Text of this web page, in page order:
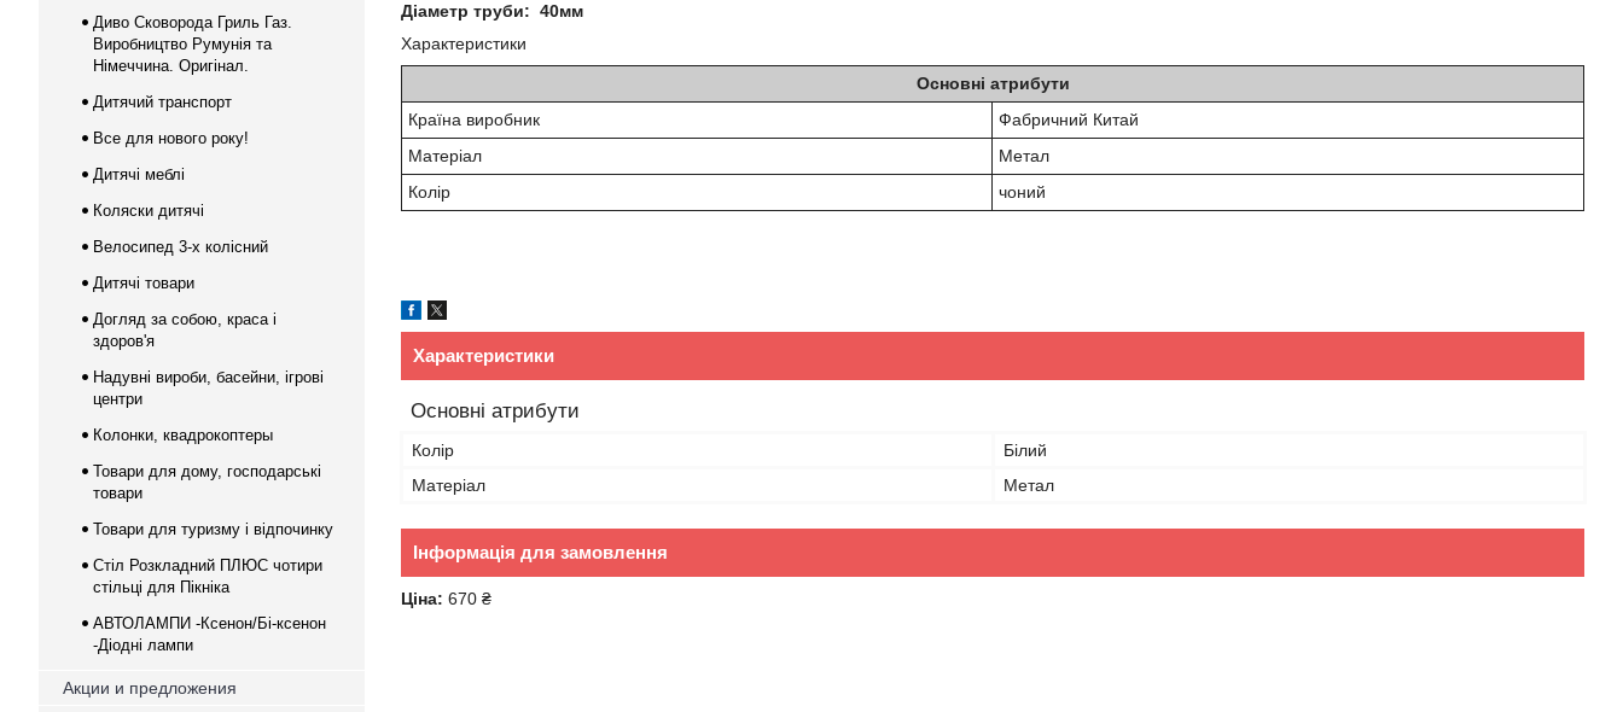
Діаметр труби: 40мм
Характеристики
Основні атрибути
Країна виробник
Фабричний Китай
Матеріал
Метал
Колір
чоний
Характеристики
Основні атрибути
Колір
Білий
Матеріал
Метал
Інформація для замовлення
Ціна: 670 ₴
Диво Сковорода Гриль Газ.
Виробництво Румунія та
Німеччина. Оригінал.
Дитячий транспорт
Все для нового року!
Дитячі меблі
Коляски дитячі
Велосипед 3-х колісний
Дитячі товари
Догляд за собою, краса і
здоров'я
Надувні вироби, басейни, ігрові
центри
Колонки, квадрокоптеры
Товари для дому, господарські
товари
Товари для туризму і відпочинку
Стіл Розкладний ПЛЮС чотири
стільці для Пікніка
АВТОЛАМПИ -Ксенон/Бі-ксенон
-Діодні лампи
Акции и предложения